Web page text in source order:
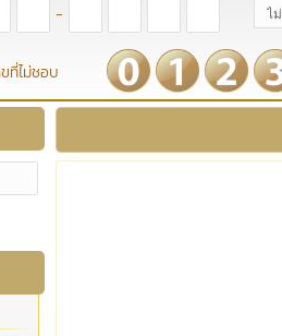
-
ขที่ไม่ชอบ